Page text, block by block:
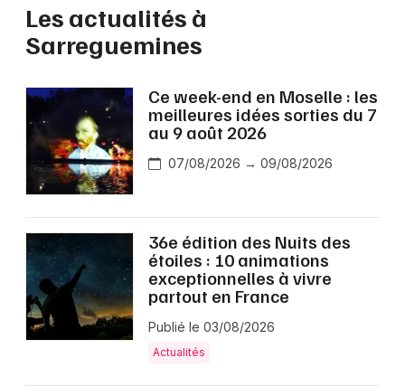
Les actualités à
Sarreguemines
Ce week-end en Moselle : les
meilleures idées sorties du 7
au 9 août 2026
07/08/2026 → 09/08/2026
36e édition des Nuits des
étoiles : 10 animations
exceptionnelles à vivre
partout en France
Publié le 03/08/2026
Actualités